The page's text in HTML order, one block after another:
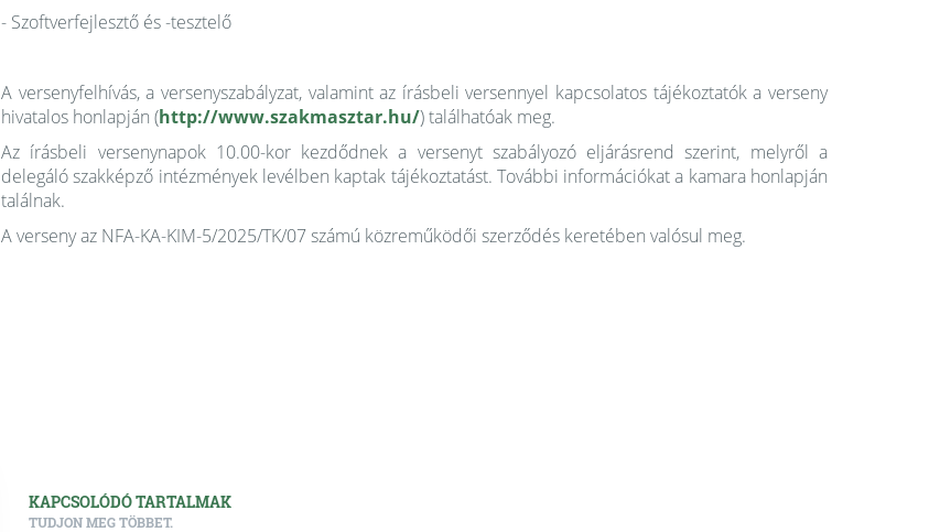
- Szoftverfejlesztő és -tesztelő
A versenyfelhívás, a versenyszabályzat, valamint az írásbeli versennyel kapcsolatos tájékoztatók a verseny
hivatalos honlapján (http://www.szakmasztar.hu/) találhatóak meg.
Az írásbeli versenynapok 10.00-kor kezdődnek a versenyt szabályozó eljárásrend szerint, melyről a
delegáló szakképző intézmények levélben kaptak tájékoztatást. További információkat a kamara honlapján
találnak.
A verseny az NFA-KA-KIM-5/2025/TK/07 számú közreműködői szerződés keretében valósul meg.
KAPCSOLÓDÓ TARTALMAK
TUDJON MEG TÖBBET.